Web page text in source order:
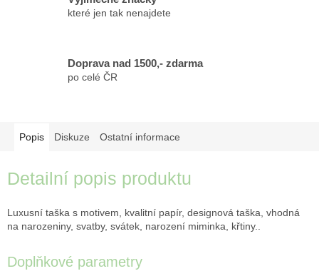
které jen tak nenajdete
Doprava nad 1500,- zdarma
po celé ČR
Popis Diskuze Ostatní informace
Detailní popis produktu
Luxusní taška s motivem, kvalitní papír, designová taška, vhodná
na narozeniny, svatby, svátek, narození miminka, křtiny..
Doplňkové parametry